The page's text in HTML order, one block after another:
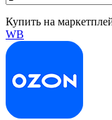
Купить на
WB